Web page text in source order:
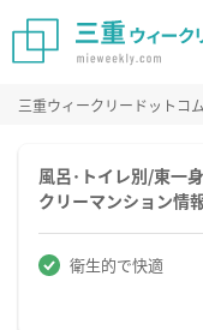
三重ウィークリードットコム
風呂･トイレ別/東一
クリーマンション情
衛生的で快適